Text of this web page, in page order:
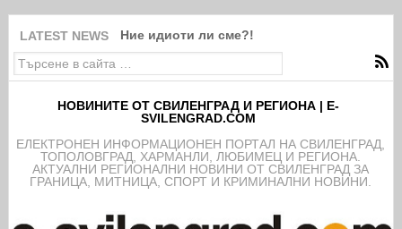
LATEST NEWS Ние идиоти ли сме?!
НОВИНИТЕ ОТ СВИЛЕНГРАД И РЕГИОНА | E-
SVILENGRAD.COM
EЛЕКТРОНЕН ИНФОРМАЦИОНЕН ПОРТАЛ НА СВИЛЕНГРАД,
ТОПОЛОВГРАД, ХАРМАНЛИ, ЛЮБИМЕЦ И РЕГИОНА.
АКТУАЛНИ РЕГИОНАЛНИ НОВИНИ ОТ СВИЛЕНГРАД ЗА
ГРАНИЦА, МИТНИЦА, СПОРТ И КРИМИНАЛНИ НОВИНИ.